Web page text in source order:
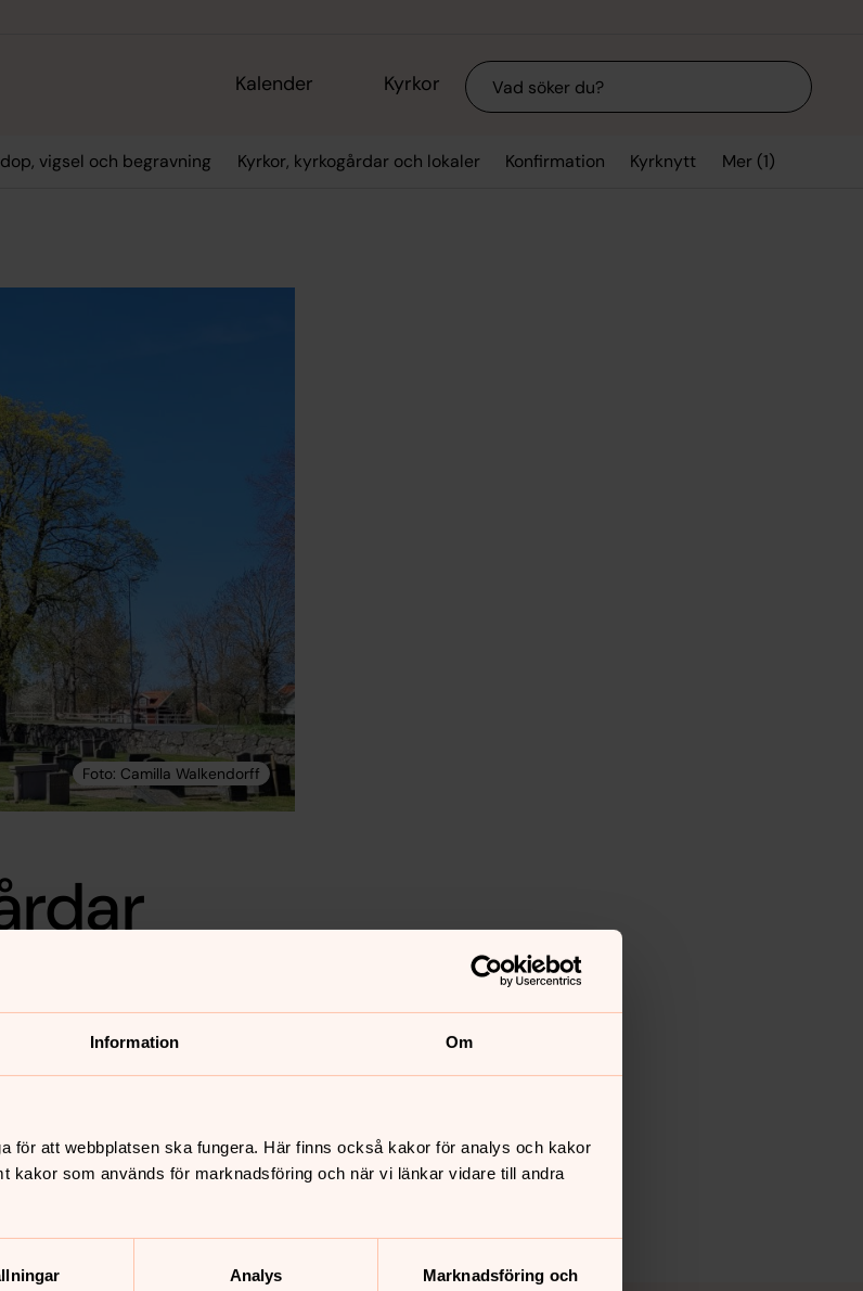
Information Om
för att webbplatsen ska fungera. Här finns också kakor för analys och kakor
kakor som används för marknadsföring och när vi länkar vidare till andra
Analys
Marknadsföring och
Kalender Kyrkor Sök
vigsel och begravning Kyrkor, kyrkogårdar och lokaler Konfirmation Kyrknytt Mer (1)